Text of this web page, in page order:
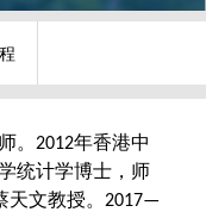
。2012年香港中
统计学博士，师
天文教授。2017—